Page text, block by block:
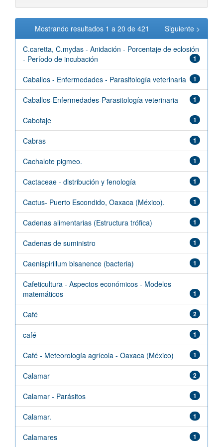
Mostrando resultados 1 a 20 de 421 Siguiente >
C.caretta, C.mydas - Anidación - Porcentaje de eclosión
- Período de incubación
1
Caballos - Enfermedades - Parasitología veterinaria 1
Caballos-Enfermedades-Parasitología veterinaria 1
Cabotaje 1
Cabras 1
Cachalote pigmeo. 1
Cactaceae - distribución y fenología 1
Cactus- Puerto Escondido, Oaxaca (México). 1
Cadenas alimentarias (Estructura trófica) 1
Cadenas de suministro 1
Caenispirillum bisanence (bacteria) 1
Cafeticultura - Aspectos económicos - Modelos
matemáticos
1
Café 2
café 1
Café - Meteorología agrícola - Oaxaca (México) 1
Calamar 2
Calamar - Parásitos 1
Calamar. 1
Calamares 1